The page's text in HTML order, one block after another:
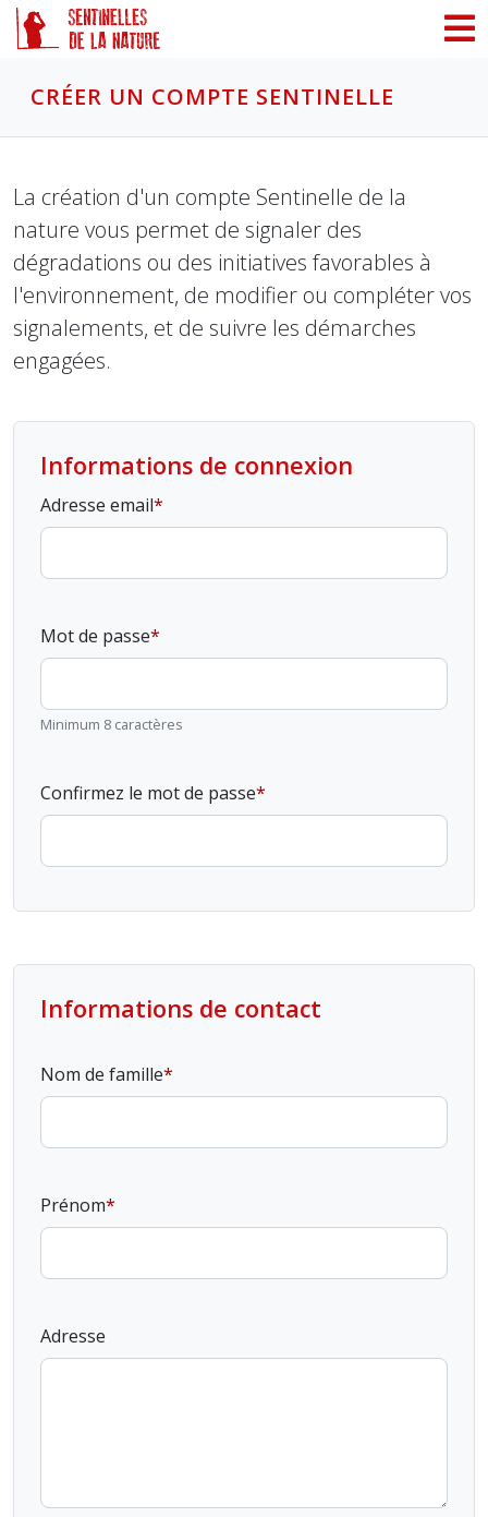
CRÉER UN COMPTE SENTINELLE
La création d'un compte Sentinelle de la
nature vous permet de signaler des
dégradations ou des initiatives favorables à
l'environnement, de modifier ou compléter vos
signalements, et de suivre les démarches
engagées.
Informations de connexion
Adresse email
Mot de passe
Minimum 8 caractères
Confirmez le mot de passe
Informations de contact
Nom de famille
Prénom
Adresse
Panneau de gestion des cookies